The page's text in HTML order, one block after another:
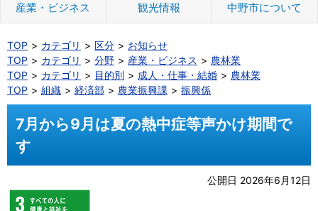
産業・ビジネス 観光情報 中野市について
TOP カテゴリ 区分
お知らせ
TOP
カテゴリ 分野 産業・ビジネス
農林業
TOP
カテゴリ 目的別 成人・仕事・結婚
農林業
TOP
組織 経済部 農業振興課 振興係
7月から9月は夏の熱中症等声かけ期間で
す
公開日 2026年6月12日